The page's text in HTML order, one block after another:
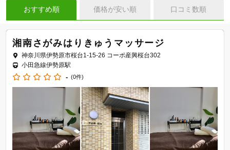
おすすめ順 価格が安い順 口コミ数順
湘南さがみはりきゅうマッサージ
神奈川県伊勢原市桜台1-15-26 コーポ産興桜台302
小田急線伊勢原駅
- (0件)